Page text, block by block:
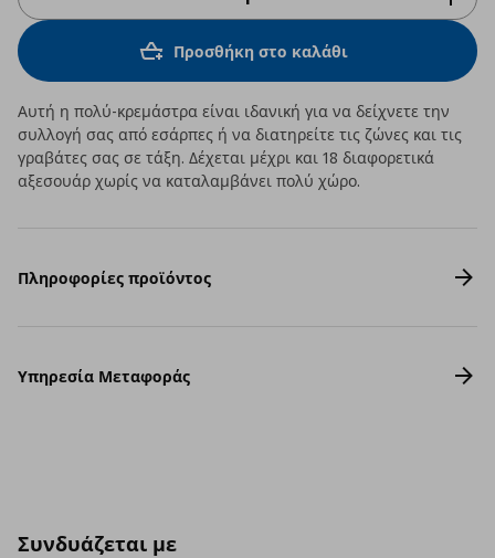
Προσθήκη στο καλάθι
Αυτή η πολύ-κρεμάστρα είναι ιδανική για να δείχνετε την
συλλογή σας από εσάρπες ή να διατηρείτε τις ζώνες και τις
γραβάτες σας σε τάξη. Δέχεται μέχρι και 18 διαφορετικά
αξεσουάρ χωρίς να καταλαμβάνει πολύ χώρο.
Πληροφορίες προϊόντος
Υπηρεσία Μεταφοράς
Συνδυάζεται με